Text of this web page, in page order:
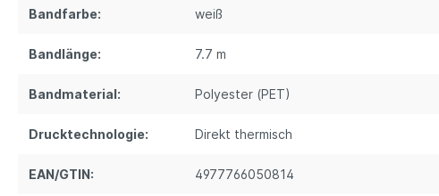
Bandfarbe: weiß
Bandlänge: 7.7 m
Bandmaterial: Polyester (PET)
Drucktechnologie: Direkt thermisch
EAN/GTIN: 4977766050814